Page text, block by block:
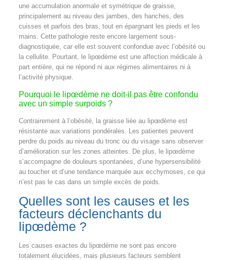
une accumulation anormale et symétrique de graisse,
principalement au niveau des jambes, des hanches, des
cuisses et parfois des bras, tout en épargnant les pieds et les
mains. Cette pathologie reste encore largement sous-
diagnostiquée, car elle est souvent confondue avec l’obésité ou
la cellulite. Pourtant, le lipœdème est une affection médicale à
part entière, qui ne répond ni aux régimes alimentaires ni à
l’activité physique.
Pourquoi le lipœdème ne doit-il pas être confondu
avec un simple surpoids ?
Contrairement à l’obésité, la graisse liée au lipœdème est
résistante aux variations pondérales. Les patientes peuvent
perdre du poids au niveau du tronc ou du visage sans observer
d’amélioration sur les zones atteintes. De plus, le lipœdème
s’accompagne de douleurs spontanées, d’une hypersensibilité
au toucher et d’une tendance marquée aux ecchymoses, ce qui
n’est pas le cas dans un simple excès de poids.
Quelles sont les causes et les
facteurs déclenchants du
lipœdème ?
Les causes exactes du lipœdème ne sont pas encore
totalement élucidées, mais plusieurs facteurs semblent